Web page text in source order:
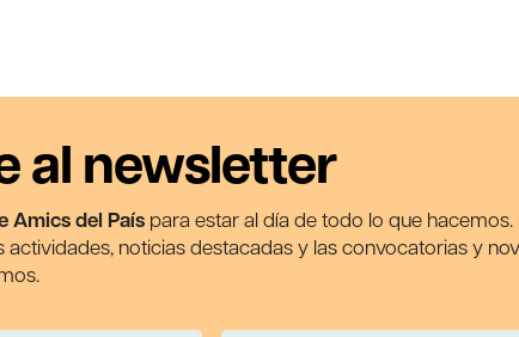
al newsletter
Amics del País para estar al día de todo lo que hacemos.
noticias destacadas y las convocatorias y